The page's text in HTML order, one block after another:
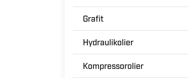
Grafit
Hydraulikolier
Kompressorolier